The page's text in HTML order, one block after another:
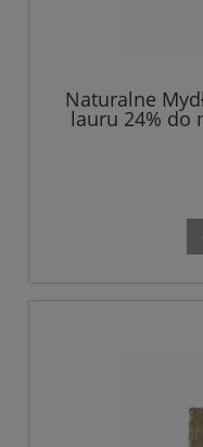
Naturalne
lauru 24% do